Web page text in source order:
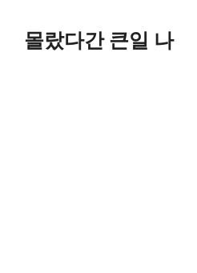
몰랐다간 큰일 나